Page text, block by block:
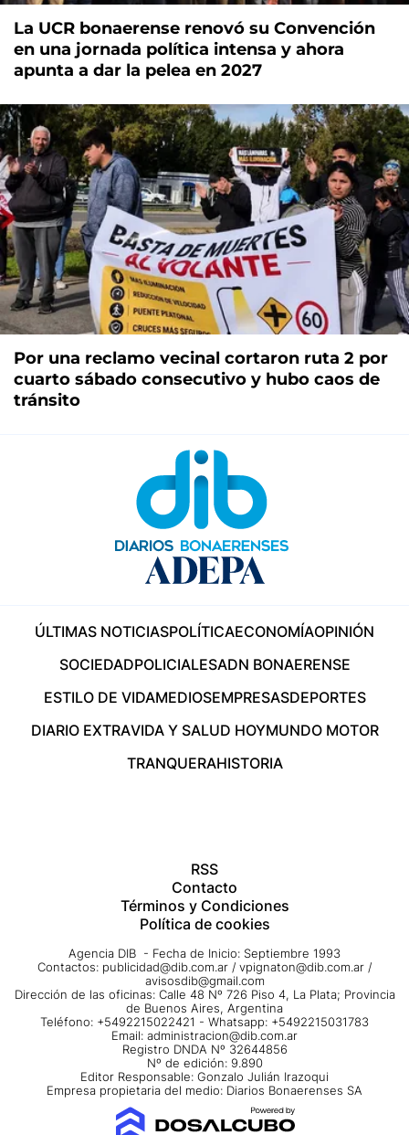
La UCR bonaerense renovó su Convención
en una jornada política intensa y ahora
apunta a dar la pelea en 2027
Por una reclamo vecinal cortaron ruta 2 por
cuarto sábado consecutivo y hubo caos de
tránsito
ÚLTIMAS NOTICIASPOLÍTICAECONOMÍAOPINIÓN
SOCIEDADPOLICIALESADN BONAERENSE
ESTILO DE VIDAMEDIOSEMPRESASDEPORTES
DIARIO EXTRAVIDA Y SALUD HOYMUNDO MOTOR
TRANQUERAHISTORIA
RSS
Contacto
Términos y Condiciones
Política de cookies
Agencia DIB - Fecha de Inicio: Septiembre 1993
Contactos: publicidad@dib.com.ar / vpignaton@dib.com.ar /
avisosdib@gmail.com
Dirección de las oficinas: Calle 48 Nº 726 Piso 4, La Plata; Provincia
de Buenos Aires, Argentina
Teléfono: +5492215022421 - Whatsapp: +5492215031783
Email: administracion@dib.com.ar
Registro DNDA Nº 32644856
Nº de edición: 9.890
Editor Responsable: Gonzalo Julián Irazoqui
Empresa propietaria del medio: Diarios Bonaerenses SA